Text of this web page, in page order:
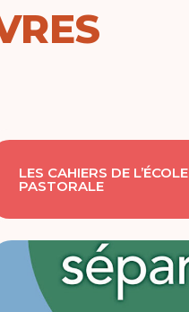
LES CAHIERS DE L’ÉCOLE
PASTORALE